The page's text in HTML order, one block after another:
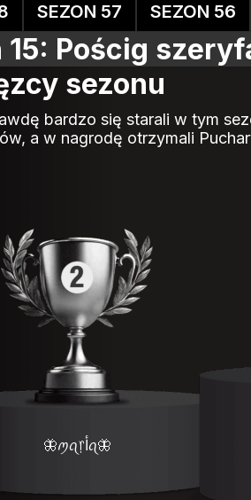
SEZON 57 SEZON 56
15: Pościg
sezonu
bardzo się starali w tym
a w nagrodę otrzymali
🦋ꪑꪖ᥅ﺃꪖ🦋